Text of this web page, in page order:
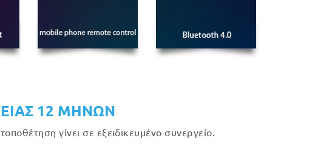
12 ΜΗΝΩΝ
γίνει σε εξειδικευμένο συνεργείο.